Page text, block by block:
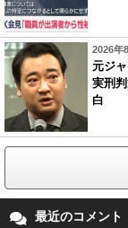
2026年
元ジ
実刑
白
最近のコメント